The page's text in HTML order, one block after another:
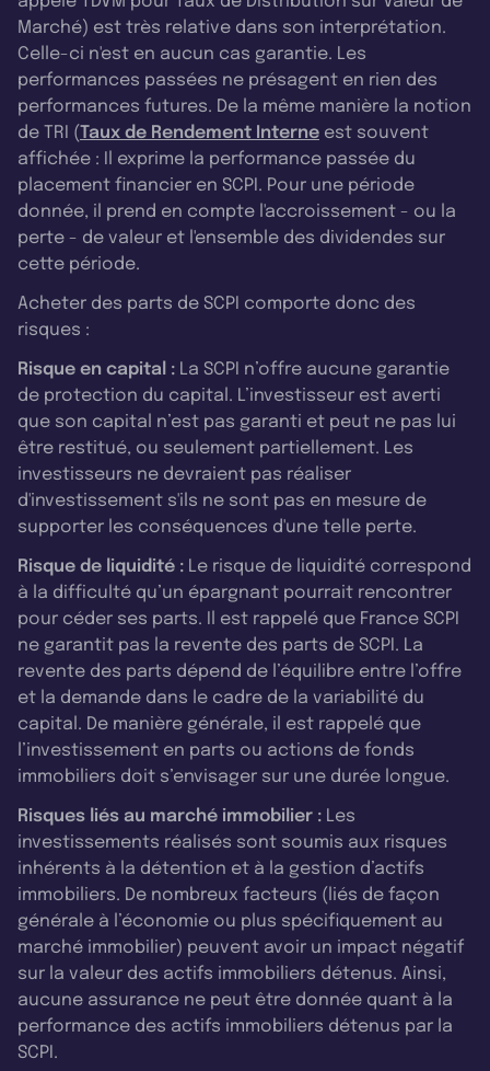
Marché) est très relative dans son interprétation.
Celle-ci n'est en aucun cas garantie. Les
performances passées ne présagent en rien des
performances futures. De la même manière la notion
de TRI (Taux de Rendement Interne est souvent
affichée : Il exprime la performance passée du
placement financier en SCPI. Pour une période
donnée, il prend en compte l'accroissement - ou la
perte - de valeur et l'ensemble des dividendes sur
cette période.
Acheter des parts de SCPI comporte donc des
risques :
Risque en capital : La SCPI n’offre aucune garantie
de protection du capital. L’investisseur est averti
que son capital n’est pas garanti et peut ne pas lui
être restitué, ou seulement partiellement. Les
investisseurs ne devraient pas réaliser
d'investissement s'ils ne sont pas en mesure de
supporter les conséquences d'une telle perte.
Risque de liquidité : Le risque de liquidité correspond
à la difficulté qu’un épargnant pourrait rencontrer
pour céder ses parts. Il est rappelé que France SCPI
ne garantit pas la revente des parts de SCPI. La
revente des parts dépend de l’équilibre entre l’offre
et la demande dans le cadre de la variabilité du
capital. De manière générale, il est rappelé que
l’investissement en parts ou actions de fonds
immobiliers doit s’envisager sur une durée longue.
Risques liés au marché immobilier : Les
investissements réalisés sont soumis aux risques
inhérents à la détention et à la gestion d’actifs
immobiliers. De nombreux facteurs (liés de façon
générale à l’économie ou plus spécifiquement au
marché immobilier) peuvent avoir un impact négatif
sur la valeur des actifs immobiliers détenus. Ainsi,
aucune assurance ne peut être donnée quant à la
performance des actifs immobiliers détenus par la
SCPI.